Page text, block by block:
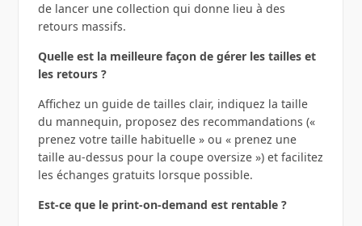
de lancer une collection qui donne lieu à des
retours massifs.
Quelle est la meilleure façon de gérer les tailles et
les retours ?
Affichez un guide de tailles clair, indiquez la taille
du mannequin, proposez des recommandations («
prenez votre taille habituelle » ou « prenez une
taille au-dessus pour la coupe oversize ») et facilitez
les échanges gratuits lorsque possible.
Est‑ce que le print‑on‑demand est rentable ?